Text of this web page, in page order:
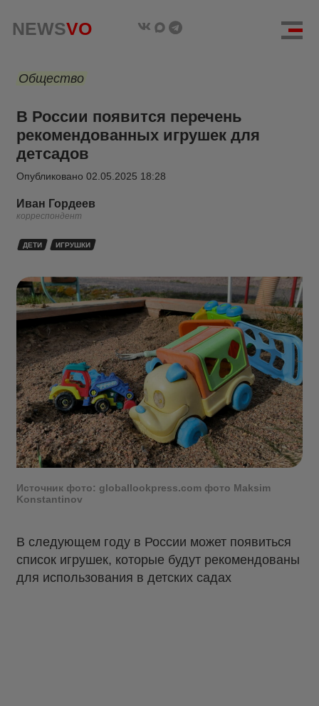
NEWSVO
Общество
В России появится перечень
рекомендованных игрушек для
детсадов
Опубликовано 02.05.2025 18:28
Иван Гордеев
корреспондент
ДЕТИ ИГРУШКИ
Источник фото: globallookpress.com фото Maksim
Konstantinov
В следующем году в России может появиться
список игрушек, которые будут рекомендованы
для использования в детских садах